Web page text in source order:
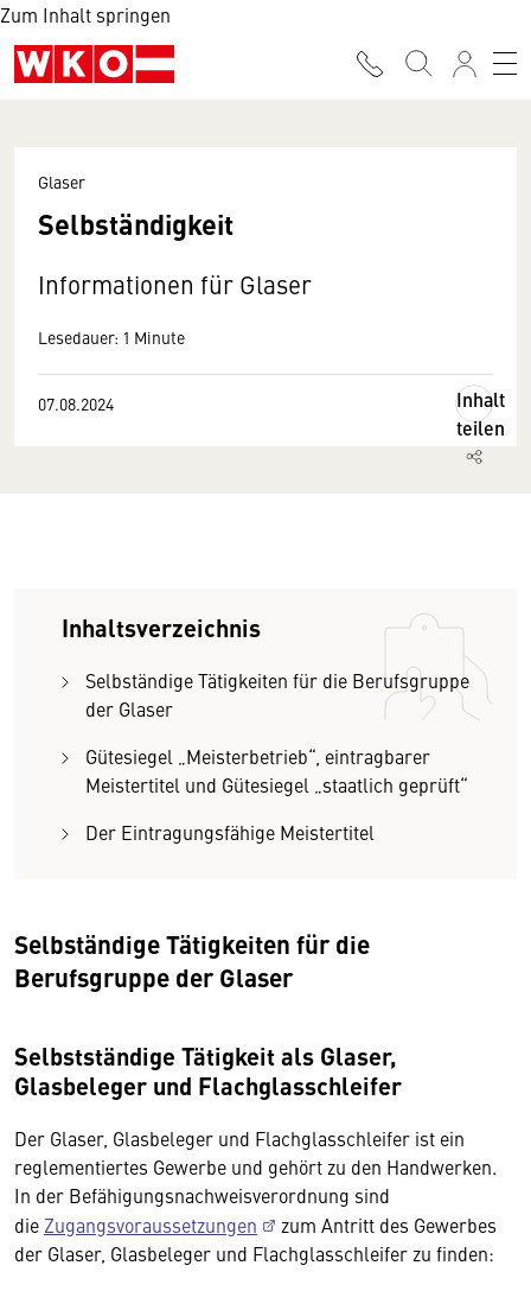
Zum Inhalt springen
Glaser
Selbständigkeit
Informationen für Glaser
Lesedauer: 1 Minute
07.08.2024
Inhalt
teilen
Inhaltsverzeichnis
Selbständige Tätigkeiten für die Berufsgruppe
der Glaser
Gütesiegel „Meisterbetrieb“, eintragbarer
Meistertitel und Gütesiegel „staatlich geprüft“
Der Eintragungsfähige Meistertitel
Selbständige Tätigkeiten für die
Berufsgruppe der Glaser
Selbstständige Tätigkeit als Glaser,
Glasbeleger und Flachglasschleifer
Der Glaser, Glasbeleger und Flachglasschleifer ist ein
reglementiertes Gewerbe und gehört zu den Handwerken.
In der Befähigungsnachweisverordnung sind
die Zugangsvoraussetzungen
zum Antritt des Gewerbes
der Glaser, Glasbeleger und Flachglasschleifer zu finden: